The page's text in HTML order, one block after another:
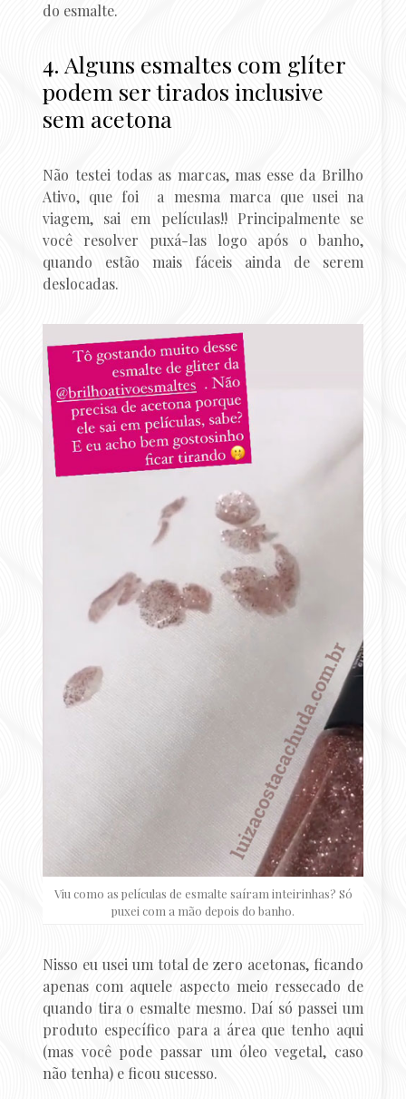
do esmalte.
4. Alguns esmaltes com glíter
podem ser tirados inclusive
sem acetona
Não testei todas as marcas, mas esse da Brilho
Ativo, que foi a mesma marca que usei na
viagem, sai em películas!! Principalmente se
você resolver puxá-las logo após o banho,
quando estão mais fáceis ainda de serem
deslocadas.
Viu como as películas de esmalte saíram inteirinhas? Só
puxei com a mão depois do banho.
Nisso eu usei um total de zero acetonas, ficando
apenas com aquele aspecto meio ressecado de
quando tira o esmalte mesmo. Daí só passei um
produto específico para a área que tenho aqui
(mas você pode passar um óleo vegetal, caso
não tenha) e ficou sucesso.